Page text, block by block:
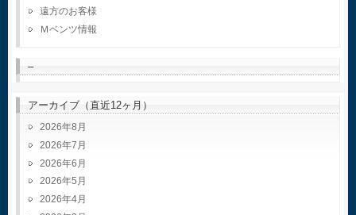
遠方のお客様
Ｍベンツ情報
–
アーカイブ（直近12ヶ月）
2026年8月
2026年7月
2026年6月
2026年5月
2026年4月